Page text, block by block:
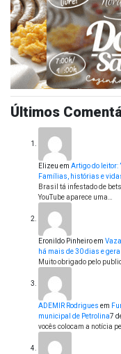
Últimos
Elizeu em Artigo do leitor:
Famílias, histórias e
Brasil tá infestado de
YouTube aparece uma…
Eronildo Pinheiroem
há mais de 30 dias e
Muito obrigado pelo
ADEMIR Rodrigues em
municipal de Petrolina7
vocês colocam a notícia